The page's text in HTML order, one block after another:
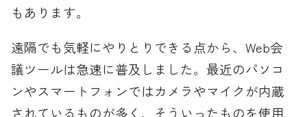
もあります。
遠隔でも気軽にやりとりできる点から、Web会
議ツールは急速に普及しました。最近のパソコ
ンやスマートフォンではカメラやマイクが内蔵
されているものが多く、そういったものを使用